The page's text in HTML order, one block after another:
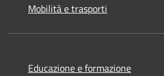
Mobilità e trasporti
Educazione e formazione